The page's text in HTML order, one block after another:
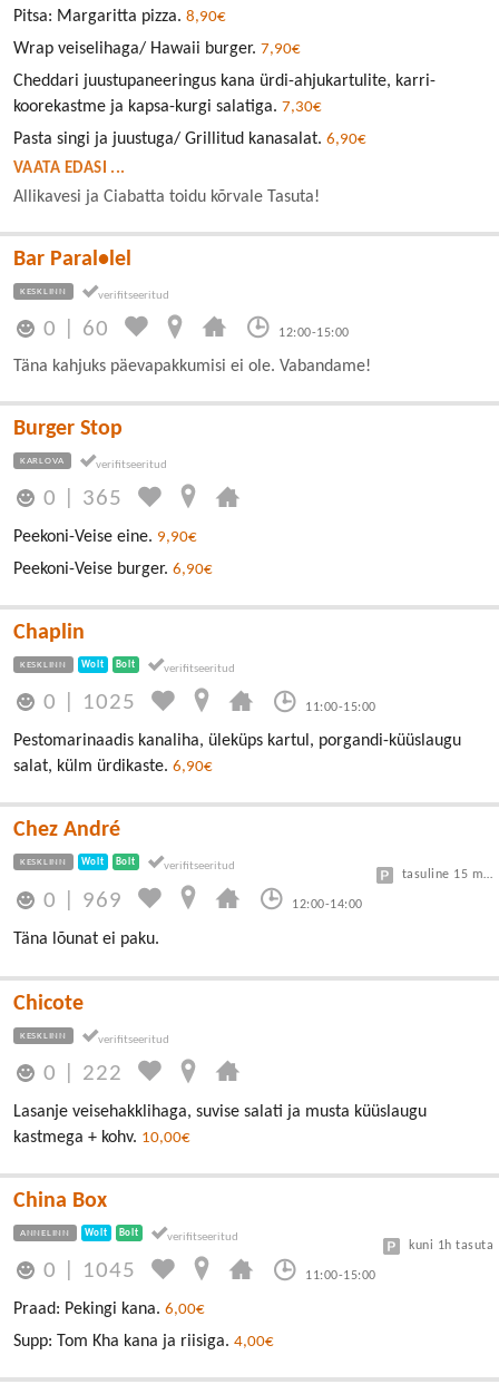
Pitsa: Margaritta pizza. 8,90€
Wrap veiselihaga/ Hawaii burger. 7,90€
Cheddari juustupaneeringus kana ürdi-ahjukartulite, karri-
koorekastme ja kapsa-kurgi salatiga. 7,30€
Pasta singi ja juustuga/ Grillitud kanasalat. 6,90€
VAATA EDASI ...
Allikavesi ja Ciabatta toidu kõrvale Tasuta!
Bar Paral•lel
KESKLINN
0 60 12:00-15:00
Täna kahjuks päevapakkumisi ei ole. Vabandame!
Burger Stop
KARLOVA
0 365
Peekoni-Veise eine. 9,90€
Peekoni-Veise burger. 6,90€
Chaplin
KESKLINN Wolt Bolt
0 1025 11:00-15:00
Pestomarinaadis kanaliha, üleküps kartul, porgandi-küüslaugu
salat, külm ürdikaste. 6,90€
Chez André
KESKLINN Wolt Bolt
0 969 12:00-14:00
tasuline 15 min tasuta, edasi 3€/h
Täna lõunat ei paku.
Chicote
KESKLINN
0 222
Lasanje veisehakklihaga, suvise salati ja musta küüslaugu
kastmega + kohv. 10,00€
China Box
ANNELINN Wolt Bolt
0 1045 11:00-15:00
kuni 1h tasuta
Praad: Pekingi kana. 6,00€
Supp: Tom Kha kana ja riisiga. 4,00€